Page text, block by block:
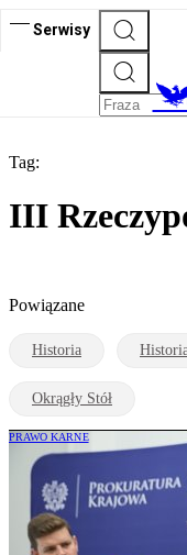
Serwisy
Tag:
III
Powiązane
Historia
Okrągły Stół
PRAWO KARNE
Śledztwo ws.
związku z
umorzone